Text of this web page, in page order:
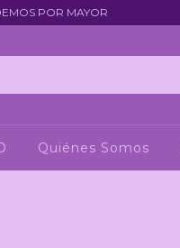
POR MAYOR
Quiénes Somos